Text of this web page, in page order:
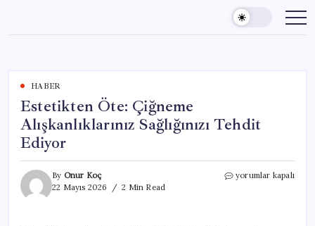
content
HABER
Estetikten Öte: Çiğneme
Alışkanlıklarınız Sağlığınızı Tehdit
Ediyor
By Onur Koç
22 Mayıs 2026
2 Min Read
Estetikten
yorumlar kapalı